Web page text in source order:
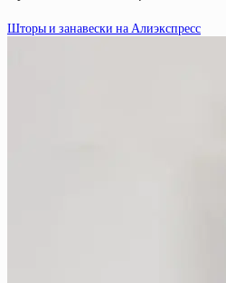
Шторы и занавески на Алиэкспресс